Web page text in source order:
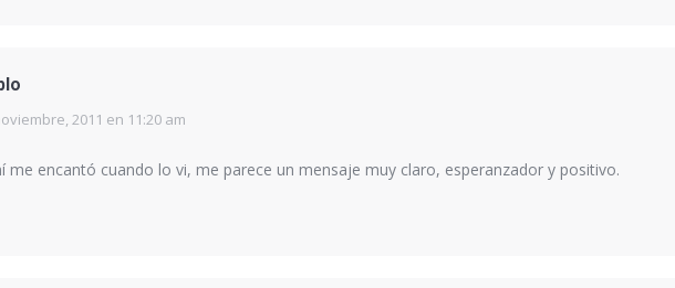
2011 en 11:20 am
me encantó cuando lo vi, me parece un mensaje muy claro, esperanzador y positivo.